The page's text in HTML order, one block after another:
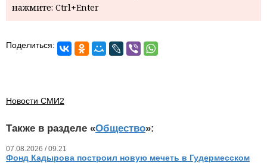
нажмите: Ctrl+Enter
Поделиться:
Новости СМИ2
Также в разделе «Общество»:
07.08.2026 / 09.21
Фонд Кадырова построил новую мечеть в Гудермесском